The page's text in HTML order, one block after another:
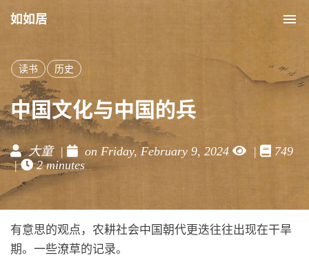
如如居
读书 历史
中国文化与中国的兵
大童 | on Friday, February 9, 2024 |
749
|
2 minutes
有意思的观点，农耕社会中国朝代更迭往往出现在干旱
期。一些潦草的记录。